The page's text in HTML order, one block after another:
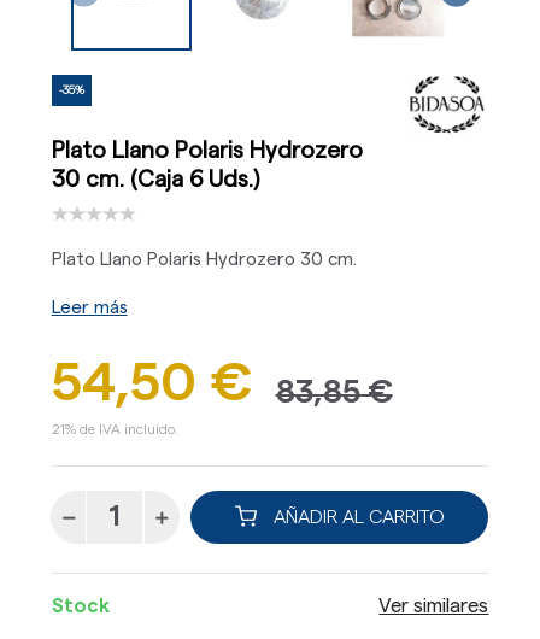
-35%
Plato Llano Polaris Hydrozero
30 cm. (Caja 6 Uds.)
Plato Llano Polaris Hydrozero 30 cm.
Leer más
54,50 € 83,85 €
21% de IVA incluido.
AÑADIR AL CARRITO
Stock Ver similares